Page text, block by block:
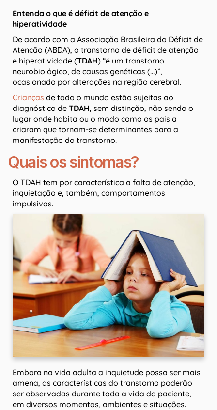
Entenda o que é déficit de atenção e
hiperatividade
De acordo com a Associação Brasileira do Déficit de
Atenção (ABDA), o transtorno de déficit de atenção
e hiperatividade (TDAH) “é um transtorno
neurobiológico, de causas genéticas (…)”,
ocasionado por alterações na região cerebral.
Crianças de todo o mundo estão sujeitas ao
diagnóstico de TDAH, sem distinção, não sendo o
lugar onde habita ou o modo como os pais a
criaram que tornam-se determinantes para a
manifestação do transtorno.
Quais os sintomas?
O TDAH tem por característica a falta de atenção,
inquietação e, também, comportamentos
impulsivos.
Embora na vida adulta a inquietude possa ser mais
amena, as características do transtorno poderão
ser observadas durante toda a vida do paciente,
em diversos momentos, ambientes e situações.